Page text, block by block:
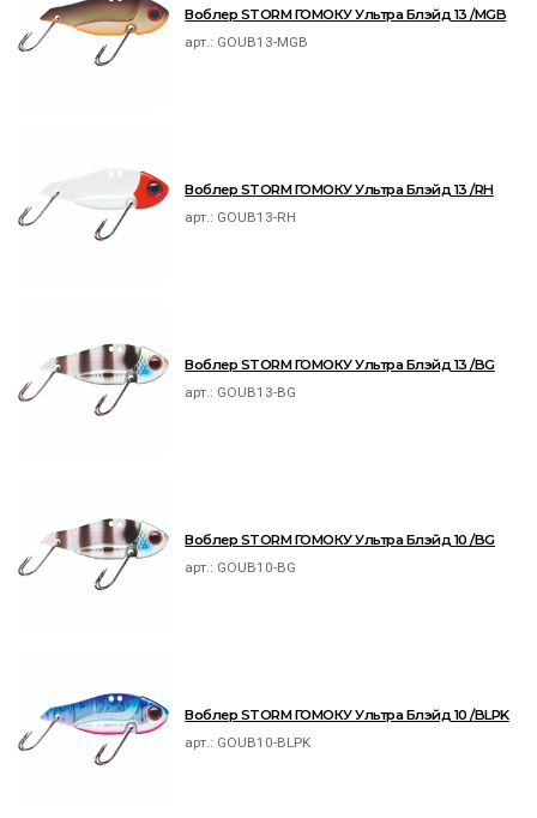
Воблер STORM ГОМОКУ Ультра Блэйд 13 /MGB
арт.: GOUB13-MGB
Воблер STORM ГОМОКУ Ультра Блэйд 13 /RH
арт.: GOUB13-RH
Воблер STORM ГОМОКУ Ультра Блэйд 13 /BG
арт.: GOUB13-BG
Воблер STORM ГОМОКУ Ультра Блэйд 10 /BG
арт.: GOUB10-BG
Воблер STORM ГОМОКУ Ультра Блэйд 10 /BLPK
арт.: GOUB10-BLPK